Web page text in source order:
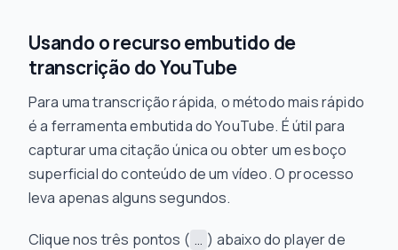
Usando o recurso embutido de
transcrição do YouTube
Para uma transcrição rápida, o método mais rápido
é a ferramenta embutida do YouTube. É útil para
capturar uma citação única ou obter um esboço
superficial do conteúdo de um vídeo. O processo
leva apenas alguns segundos.
Clique nos três pontos ( ... ) abaixo do player de